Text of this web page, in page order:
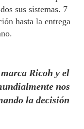
sus sistemas. 7
hasta la entrega
Ricoh y el
nos
la decisión